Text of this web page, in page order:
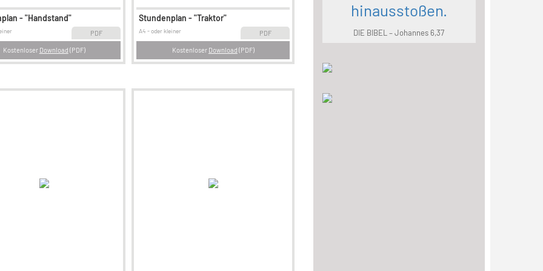
- "Handstand"
PDF
Kostenloser Download (PDF)
Stundenplan - "Traktor"
PDF
A4 - oder kleiner
Kostenloser Download (PDF)
hinausstoßen.
DIE BIBEL – Johannes 6,37